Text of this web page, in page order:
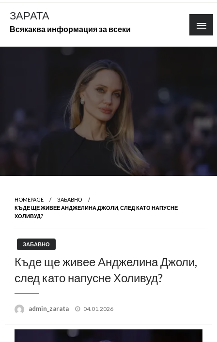
Skip
content
ЗАРАТА
Всякаква информация за всеки
HOMEPAGE
ЗАБАВНО
КЪДЕ ЩЕ ЖИВЕЕ АНДЖЕЛИНА ДЖОЛИ, СЛЕД КАТО НАПУСНЕ
ХОЛИВУД?
ЗАБАВНО
Къде ще живее Анджелина Джоли,
след като напусне Холивуд?
admin_zarata
Posted
04.01.2026